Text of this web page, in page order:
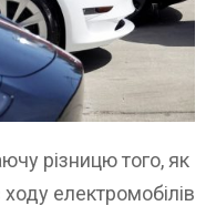
різницю того, як
електромобілів